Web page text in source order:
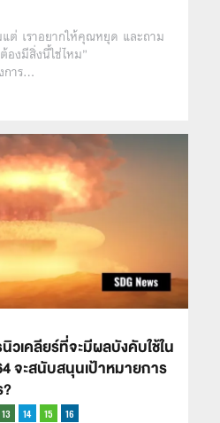
ต่ เราอยากให้คุณหยุด และถาม
องมีสิ่งนี้ใช่ไหม”
การ…
เคลียร์ที่จะมีผลบังคับใช้ใน
จะสนับสนุนเป้าหมายการ